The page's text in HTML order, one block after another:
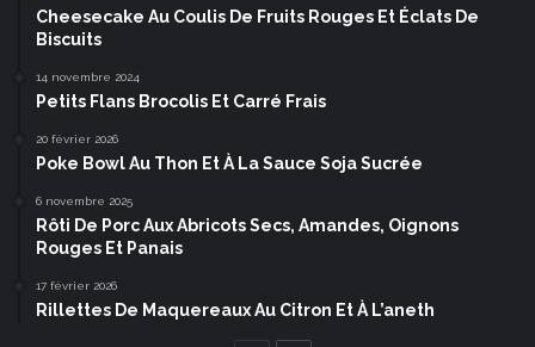
Cheesecake Au Coulis De Fruits Rouges Et Éclats De
Biscuits
14 novembre 2024
Petits Flans Brocolis Et Carré Frais
20 février 2026
Poke Bowl Au Thon Et À La Sauce Soja Sucrée
6 novembre 2025
Rôti De Porc Aux Abricots Secs, Amandes, Oignons
Rouges Et Panais
17 février 2026
Rillettes De Maquereaux Au Citron Et À L’aneth